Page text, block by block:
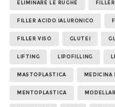
ELIMINARE LE RUGHE FILLER
FILLER ACIDO IALURONICO
FILLER VISO GLUTEI
LIFTING LIPOFILLING
MASTOPLASTICA MEDICINA
MENTOPLASTICA